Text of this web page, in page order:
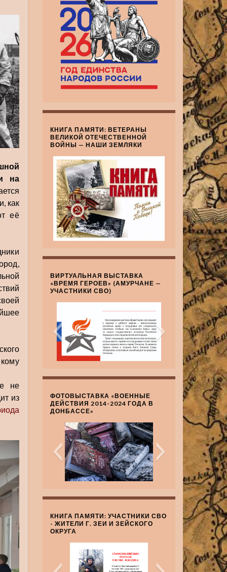
на
как
её
не
из
КНИГА ПАМЯТИ: ВЕТЕРАНЫ
ВЕЛИКОЙ ОТЕЧЕСТВЕННОЙ
ВОЙНЫ — НАШИ ЗЕМЛЯКИ
ВИРТУАЛЬНАЯ ВЫСТАВКА
«ВРЕМЯ ГЕРОЕВ» (АМУРЧАНЕ —
УЧАСТНИКИ СВО)
ФОТОВЫСТАВКА «ВОЕННЫЕ
ДЕЙСТВИЯ 2014-2024 ГОДА В
ДОНБАССЕ»
КНИГА ПАМЯТИ: УЧАСТНИКИ СВО
- ЖИТЕЛИ Г. ЗЕИ И ЗЕЙСКОГО
ОКРУГА